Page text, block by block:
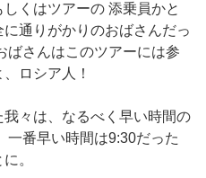
くはツアーの 添乗員かと
通りがかりのおばさんだっ
ばさんはこのツアーには参
ロシア人！
々は、なるべく早い時間の
一番早い時間は9:30だった
。